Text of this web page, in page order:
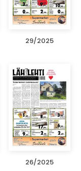
29/2025
26/2025